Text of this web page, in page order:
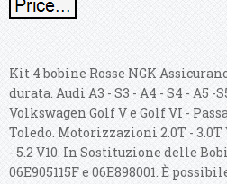
Kit 4 bobine Rosse NGK
durata. Audi A3 - S3 - A4 - S4 - A5 -
Volkswagen Golf V e Golf VI -
Toledo. Motorizzazioni 2.0T - 3.0T
- 5.2 V10. In Sostituzione delle
06E905115F e 06E898001. È